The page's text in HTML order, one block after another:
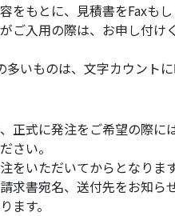
をもとに、見積書をFaxも
入用の際は、お申し付け
いものは、文字カウントに
正式に発注をご希望の際に
さい。
いただいてからとなります
書宛名、送付先をお知ら
ます。